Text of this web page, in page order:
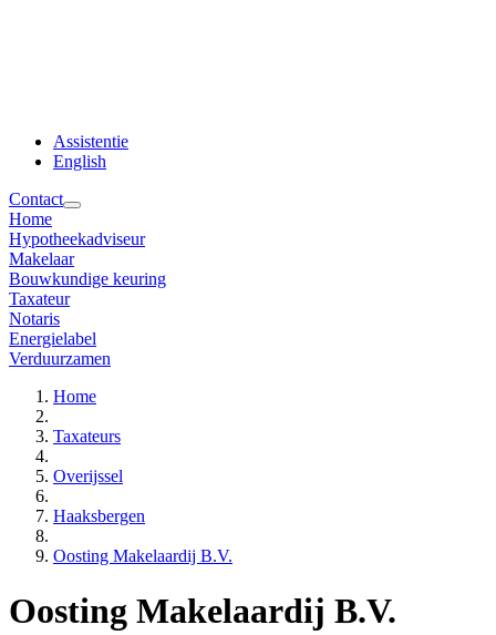
Assistentie
English
Contact
Home
Hypotheekadviseur
Makelaar
Bouwkundige keuring
Taxateur
Notaris
Energielabel
Verduurzamen
Home
Taxateurs
Overijssel
Haaksbergen
Oosting Makelaardij B.V.
Oosting Makelaardij B.V.